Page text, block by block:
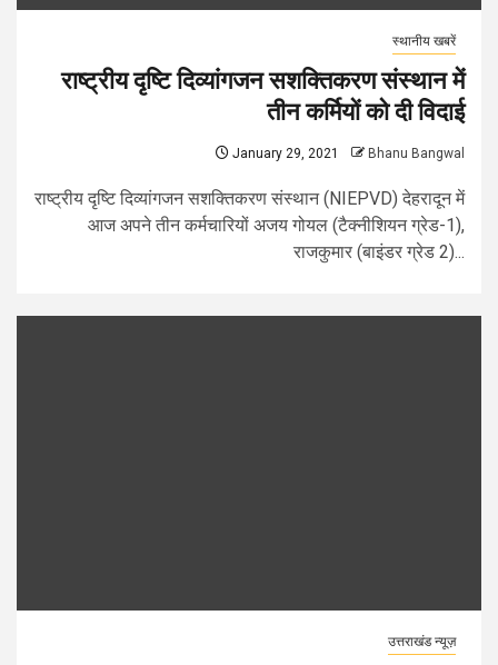
स्थानीय खबरें
राष्ट्रीय दृष्टि दिव्यांगजन सशक्तिकरण संस्थान में
तीन कर्मियों को दी विदाई
January 29, 2021 Bhanu Bangwal
राष्ट्रीय दृष्टि दिव्यांगजन सशक्तिकरण संस्थान (NIEPVD) देहरादून में
आज अपने तीन कर्मचारियों अजय गोयल (टैक्नीशियन ग्रेड-1),
राजकुमार (बाइंडर ग्रेड 2)...
उत्तराखंड न्यूज़